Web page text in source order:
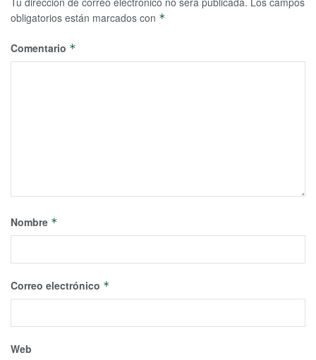
obligatorios están marcados con *
Comentario *
Nombre *
Correo electrónico *
Web